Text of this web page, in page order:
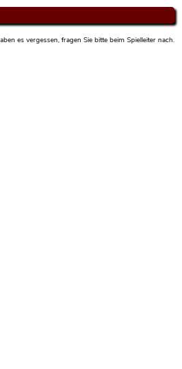
es vergessen, fragen Sie bitte beim Spielleiter nach.